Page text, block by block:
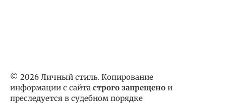
© 2026 Личный стиль. Копирование
информации с сайта строго запрещено и
преследуется в судебном порядке